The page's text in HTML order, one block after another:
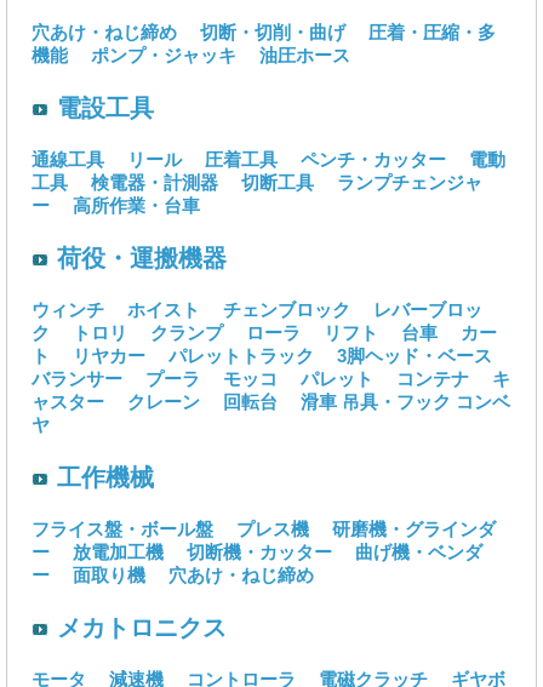
穴あけ・ねじ締め 切断・切削・曲げ
圧着・圧縮・多
機能
ポンプ・ジャッキ 油圧ホース
電設工具
通線工具 リール 圧着工具 ペンチ・カッター
電動
工具
検電器・計測器 切断工具
ランプチェンジャ
ー
高所作業・台車
荷役・運搬機器
ウィンチ ホイスト チェンブロック
レバーブロッ
ク
トロリ クランプ ローラ リフト 台車
カー
ト
リヤカー パレットトラック
3脚ヘッド・ベース
バランサー
プーラ モッコ パレット コンテナ
キ
ャスター
クレーン 回転台 滑車 吊具・フック コンベ
ヤ
工作機械
フライス盤・ボール盤 プレス機
研磨機・グラインダ
ー
放電加工機 切断機・カッター
曲げ機・ベンダ
ー
面取り機 穴あけ・ねじ締め
メカトロニクス
モータ 減速機 コントローラ 電磁クラッチ
ギヤボ